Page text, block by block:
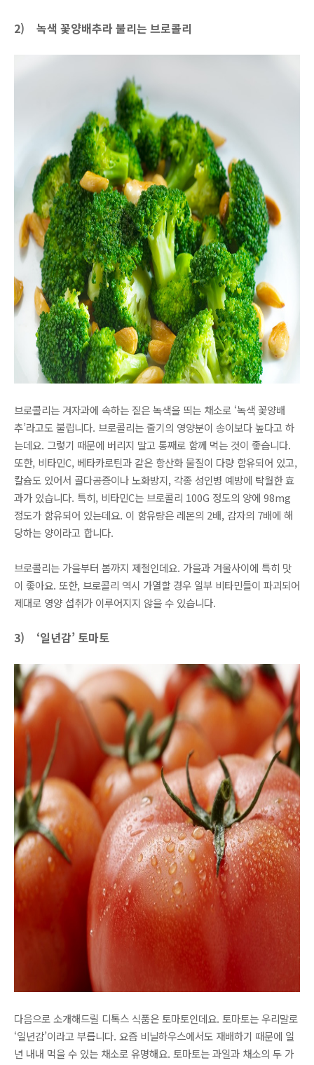
2) 녹색 꽃양배추라 불리는 브로콜리
브로콜리는 겨자과에 속하는 짙은 녹색을 띄는 채소로 ‘녹색 꽃양배
추’라고도 불립니다. 브로콜리는 줄기의 영양분이 송이보다 높다고 하
는데요. 그렇기 때문에 버리지 말고 통째로 함께 먹는 것이 좋습니다.
또한, 비타민C, 베타카로틴과 같은 항산화 물질이 다량 함유되어 있고,
칼슘도 있어서 골다공증이나 노화방지, 각종 성인병 예방에 탁월한 효
과가 있습니다. 특히, 비타민C는 브로콜리 100G 정도의 양에 98mg
정도가 함유되어 있는데요. 이 함유량은 레몬의 2배, 감자의 7배에 해
당하는 양이라고 합니다.
브로콜리는 가을부터 봄까지 제철인데요. 가을과 겨울사이에 특히 맛
이 좋아요. 또한, 브로콜리 역시 가열할 경우 일부 비타민들이 파괴되어
제대로 영양 섭취가 이루어지지 않을 수 있습니다.
3) ‘일년감’ 토마토
다음으로 소개해드릴 디톡스 식품은 토마토인데요. 토마토는 우리말로
‘일년감’이라고 부릅니다. 요즘 비닐하우스에서도 재배하기 때문에 일
년 내내 먹을 수 있는 채소로 유명해요. 토마토는 과일과 채소의 두 가